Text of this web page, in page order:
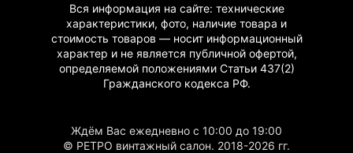
Вся информация на сайте: технические
характеристики, фото, наличие товара и
стоимость товаров — носит информационный
характер и не является публичной офертой,
определяемой положениями Статьи 437(2)
Гражданскогокодекса РФ.
Ждём Вас ежедневно с 10:00 до 19:00
© РЕТРО винтажный салон. 2018-2026 гг.